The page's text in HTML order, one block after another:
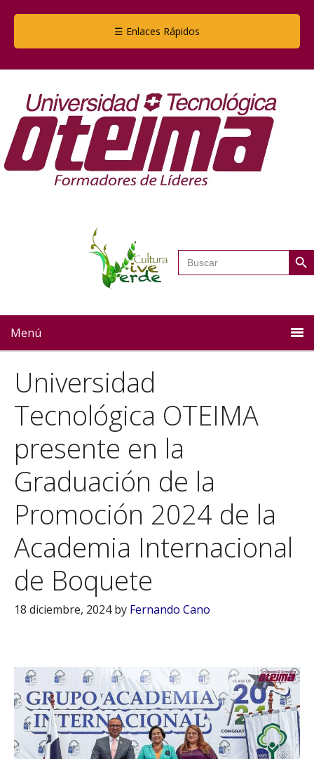
☰ Enlaces Rápidos
Buscar: Botón
Menú
Universidad
Tecnológica OTEIMA
presente en la
Graduación de la
Promoción 2024 de la
Academia Internacional
de Boquete
18 diciembre, 2024by Fernando Cano